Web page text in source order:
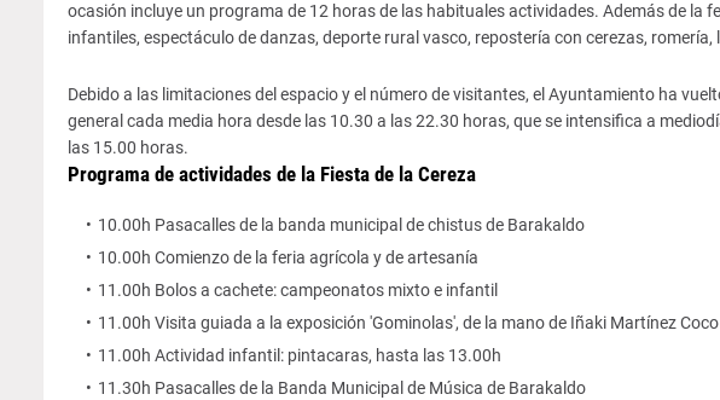
ocasión incluye un programa de 12 horas de las habituales actividades. Además de la
infantiles, espectáculo de danzas, deporte rural vasco, repostería con cerezas,
Debido a las limitaciones del espacio y el número de visitantes, el Ayuntamiento ha
general cada media hora desde las 10.30 a las 22.30 horas, que se intensifica a
las 15.00 horas.
Programa de actividades de la Fiesta de la Cereza
10.00h Pasacalles de la banda municipal de chistus de Barakaldo
10.00h Comienzo de la feria agrícola y de artesanía
11.00h Bolos a cachete: campeonatos mixto e infantil
11.00h Visita guiada a la exposición 'Gominolas', de la mano de Iñaki Martínez Coco
11.00h Actividad infantil: pintacaras, hasta las 13.00h
11.30h Pasacalles de la Banda Municipal de Música de Barakaldo